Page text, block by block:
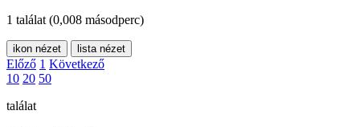
1 találat (0,008 másodperc)
ikon nézet lista nézet
Előző 1 Következő
10 20 50
találat